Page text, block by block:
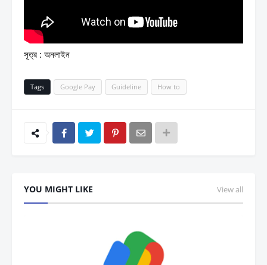
সূত্র : অনলাইন
Tags Google Pay Guideline How to
YOU MIGHT LIKE View all